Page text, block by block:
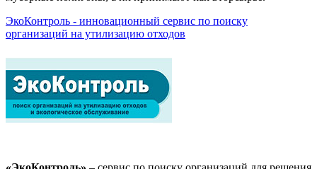
ЭкоКонтроль - инновационный сервис по поиску
организаций на утилизацию отходов